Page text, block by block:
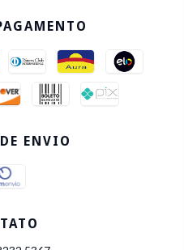
ENVIO